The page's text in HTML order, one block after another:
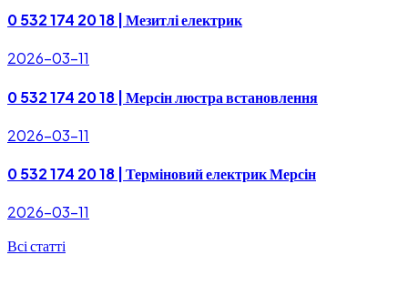
0 532 174 20 18 | Мезитлі електрик
2026-03-11
0 532 174 20 18 | Мерсін люстра встановлення
2026-03-11
0 532 174 20 18 | Терміновий електрик Мерсін
2026-03-11
Всі статті